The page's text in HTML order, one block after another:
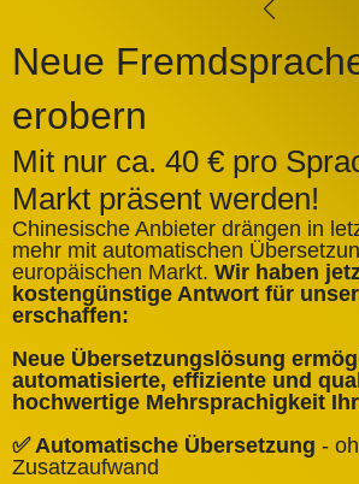
Neue
erobern
Mit nur ca. 40 € pro
Markt präsent werden!
Chinesische Anbieter drängen in
mehr mit automatischen
europäischen Markt. Wir haben
kostengünstige Antwort für
erschaffen:
Neue Übersetzungslösung
automatisierte, effiziente und
hochwertige Mehrsprachigkeit
✅ Automatische Übersetzung -
Zusatzaufwand